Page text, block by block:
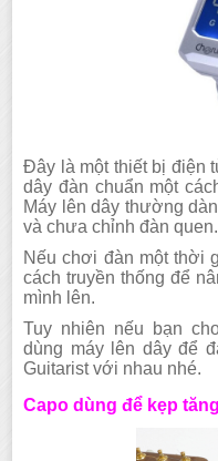
Đây là một thiết bị điện
dây đàn chuẩn một
Máy lên dây thường
và chưa chỉnh đàn quen.
Nếu chơi đàn một thời
cách truyền thống để
mình lên.
Tuy nhiên nếu bạn
dùng máy lên dây để
Guitarist với nhau nhé.
Capo dùng để kẹp